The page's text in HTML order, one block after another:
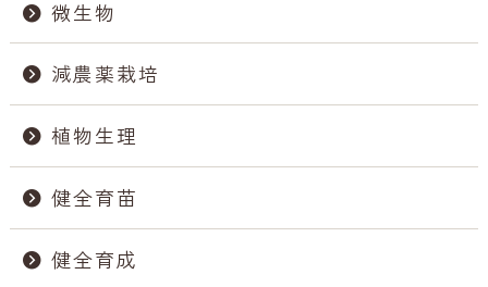
微生物
減農薬栽培
植物生理
健全育苗
健全育成